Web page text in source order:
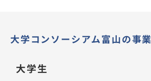
大学コンソーシアム富山の事業
大学生